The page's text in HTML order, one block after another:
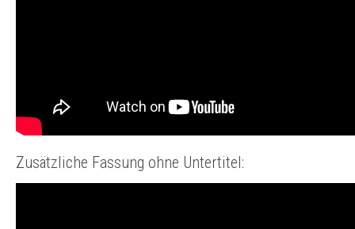
Zusätzliche Fassung ohne Untertitel: